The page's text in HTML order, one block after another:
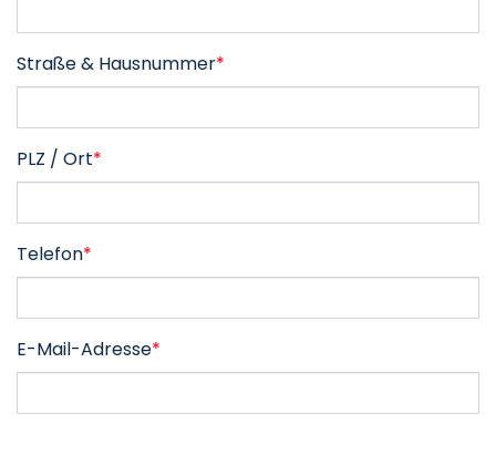
Straße & Hausnummer*
PLZ / Ort*
Telefon*
E-Mail-Adresse*